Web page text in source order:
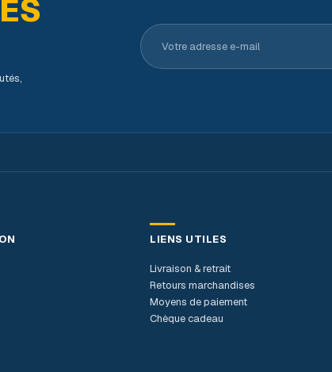
Votre adresse e-mail
LIENS UTILES
Livraison & retrait
Retours marchandises
Moyens de paiement
Chèque cadeau